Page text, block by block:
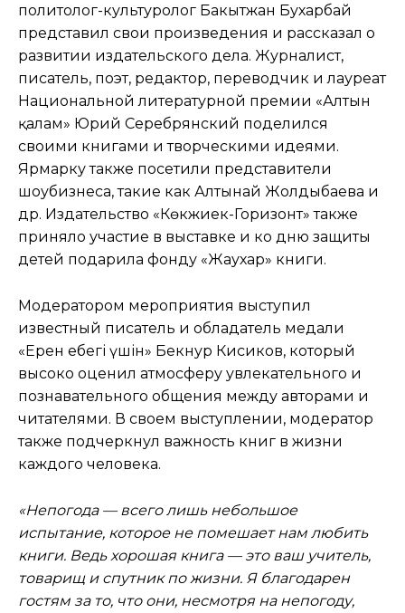
политолог-культуролог Бакытжан Бухарбай
представил свои произведения и рассказал о
развитии издательского дела. Журналист,
писатель, поэт, редактор, переводчик и лауреат
Национальной литературной премии «Алтын
қалам» Юрий Серебрянский поделился
своими книгами и творческими идеями.
Ярмарку также посетили представители
шоубизнеса, такие как Алтынай Жолдыбаева и
др. Издательство «Көкжиек-Горизонт» также
приняло участие в выставке и ко дню защиты
детей подарила фонду «Жаухар» книги.
Модератором мероприятия выступил
известный писатель и обладатель медали
«Ерен еңбегі үшін» Бекнур Кисиков, который
высоко оценил атмосферу увлекательного и
познавательного общения между авторами и
читателями. В своем выступлении, модератор
также подчеркнул важность книг в жизни
каждого человека.
«Непогода — всего лишь небольшое
испытание, которое не помешает нам любить
книги. Ведь хорошая книга — это вашучитель,
товарищ и спутник по жизни. Я благодарен
гостям за то, что они, несмотря на непогоду,